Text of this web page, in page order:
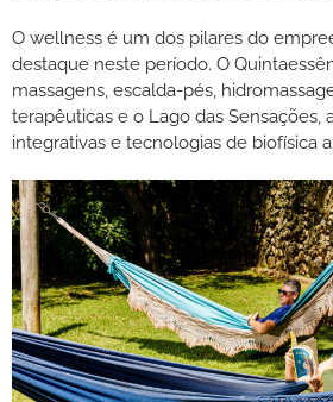
O wellness é um dos pilares do
destaque neste período. O
massagens, escalda-pés,
terapêuticas e o Lago das Sensações,
integrativas e tecnologias de biofísica